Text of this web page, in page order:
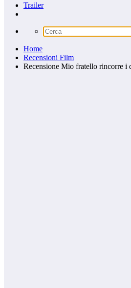
Trailer
Home
Recensioni Film
Recensione Mio fratello rincorre i